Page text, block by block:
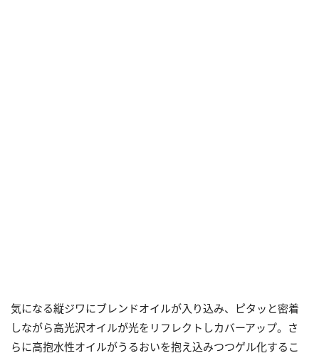
気になる縦ジワにブレンドオイルが入り込み、ピタッと密着
しながら高光沢オイルが光をリフレクトしカバーアップ。さ
らに高抱水性オイルがうるおいを抱え込みつつゲル化するこ